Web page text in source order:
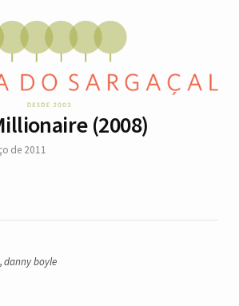
(2008)
de 2011
,danny boyle